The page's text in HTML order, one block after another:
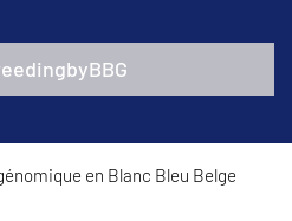
en Blanc Bleu Belge